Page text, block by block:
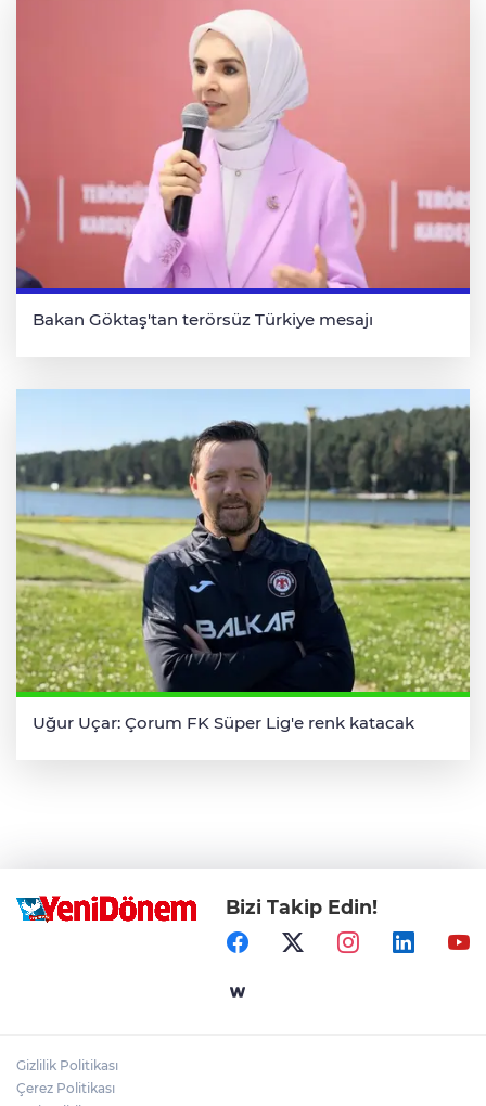
Bakan Göktaş'tan terörsüz Türkiye mesajı
Uğur Uçar: Çorum FK Süper Lig'e renk katacak
Bizi Takip Edin!
Gizlilik Politikası
Çerez Politikası